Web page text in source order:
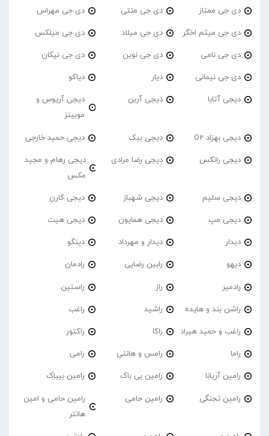
دی جی ممتاز دی جی منتی دی جی مهراس
دی جی میثم اخگر دی جی میلاد دی جی میلکس
دی جی نامی دی جی نوین دی جی نیکان
دی جی نیمانی دیار دیاکو
دیجی آتابا دیجی آربن
دیجی آریوس و
موبیتز
دیجی بهزاد O2 دیجی بیک دیجی حمید خارجی
دیجی رانکس دیجی رضا مرادی
دیجی رهام و مجید
مکس
دیجی سلیم دیجی شهباز دیجی کارن
دیجی مپ دیجی همایون دیجی هیت
دیدار دیدار و مهرداد دینگو
دیهو رابین رضایی رادمان
رادمیر راز راستین
راشن بند و هایده راشید راغب
راغب و حمید هیراد راکا راکتور
راما رامس و هانتی رامی
رامین آریانا رامین بی باک رامین بیباک
رامین تجنگی رامین حامی
رامین حامی و امین
هانتر